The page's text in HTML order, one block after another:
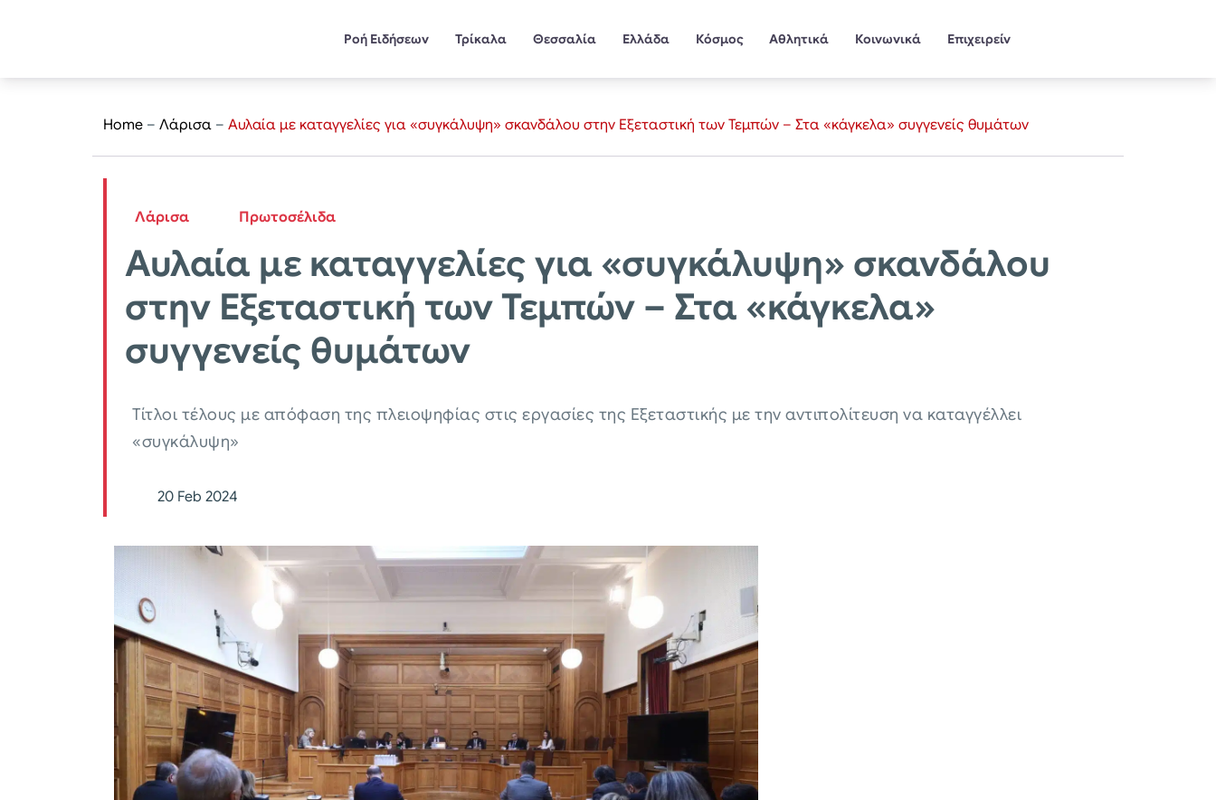
Ροή Ειδήσεων Τρίκαλα Θεσσαλία Ελλάδα Κόσμος Αθλητικά Κοινωνικά Επιχειρείν
Home – Λάρισα – Αυλαία με καταγγελίες για «συγκάλυψη» σκανδάλου στην Εξεταστική των Τεμπών – Στα «κάγκελα» συγγενείς θυμάτων
Λάρισα Πρωτοσέλιδα
Αυλαία με καταγγελίες για «συγκάλυψη» σκανδάλου
στην Εξεταστική των Τεμπών – Στα «κάγκελα»
συγγενείς θυμάτων
Τίτλοι τέλους με απόφαση της πλειοψηφίας στις εργασίες της Εξεταστικής με την αντιπολίτευση να καταγγέλλει
«συγκάλυψη»
20 Feb 2024